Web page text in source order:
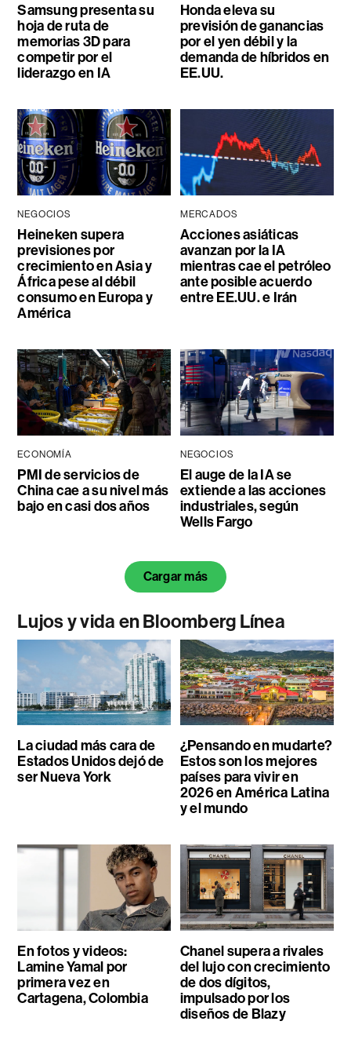
Samsung presenta su
hoja de ruta de
memorias 3D para
competir por el
liderazgo en IA
Honda eleva su
previsión de ganancias
por el yen débil y la
demanda de híbridos en
EE.UU.
NEGOCIOS
Heineken supera
previsiones por
crecimiento en Asia y
África pese al débil
consumo en Europa y
América
MERCADOS
Acciones asiáticas
avanzan por la IA
mientras cae el petróleo
ante posible acuerdo
entre EE.UU. e Irán
ECONOMÍA
PMI de servicios de
China cae a su nivel más
bajo en casi dos años
NEGOCIOS
El auge de la IA se
extiende a las acciones
industriales, según
Wells Fargo
Cargar más
Lujos y vida en Bloomberg Línea
La ciudad más cara de
Estados Unidos dejó de
ser Nueva York
¿Pensando en mudarte?
Estos son los mejores
países para vivir en
2026 en América Latina
y el mundo
En fotos y videos:
Lamine Yamal por
primera vez en
Cartagena, Colombia
Chanel supera a rivales
del lujo con crecimiento
de dos dígitos,
impulsado por los
diseños de Blazy